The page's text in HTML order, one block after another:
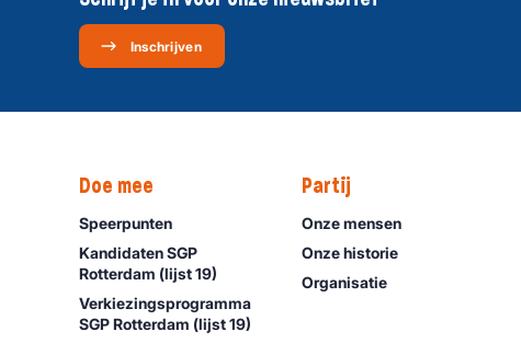
Inschrijven
Doe mee
Speerpunten
Kandidaten SGP
Rotterdam (lijst 19)
Verkiezingsprogramma
SGP Rotterdam (lijst 19)
Partij
Onze mensen
Onze historie
Organisatie